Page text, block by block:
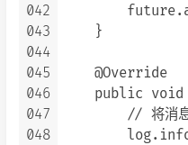
042
043
044
045
046
047
048
    }
    @Override
public
// 将消